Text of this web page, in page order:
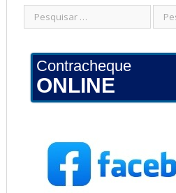
Contracheque
ONLINE